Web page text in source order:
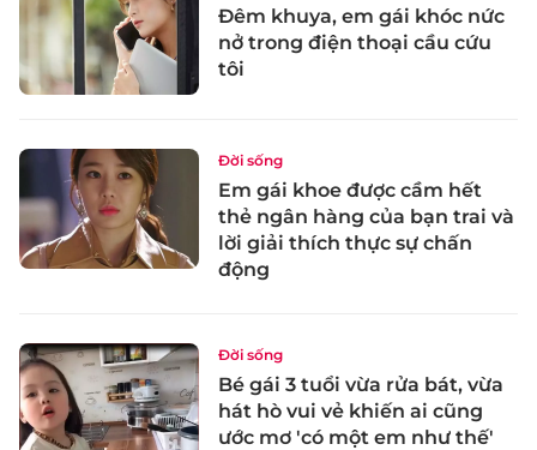
Đêm khuya, em gái khóc nức
nở trong điện thoại cầu cứu
tôi
Đời sống
Em gái khoe được cầm hết
thẻ ngân hàng của bạn trai và
lời giải thích thực sự chấn
động
Đời sống
Bé gái 3 tuổi vừa rửa bát, vừa
hát hò vui vẻ khiến ai cũng
ước mơ 'có một em như thế'